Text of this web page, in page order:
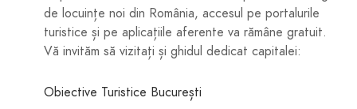
de locuințe noi din România, accesul pe portalurile
turistice și pe aplicațiile aferente va rămâne gratuit.
Vă invităm să vizitați și ghidul dedicat capitalei:
Obiective Turistice București